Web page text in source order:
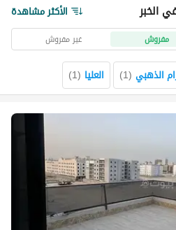
الأكثر مشاهدة
مفروش غير مفروش
الذهبي (
1
) العليا (
1
)